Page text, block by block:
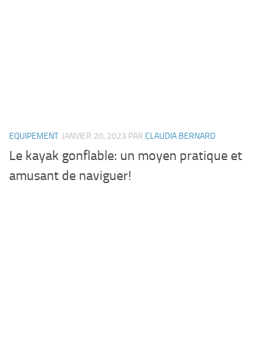
EQUIPEMENT JANVIER 20, 2023 PAR CLAUDIA BERNARD
Le kayak gonflable: un moyen pratique et
amusant de naviguer!